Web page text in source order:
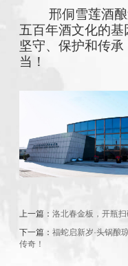
邢侗雪莲酒
五百年酒文化的
坚守、保护和传
当！
上一篇： 洛北春金板，开瓶
下一篇： 福蛇启新岁·头锅酿
传奇！